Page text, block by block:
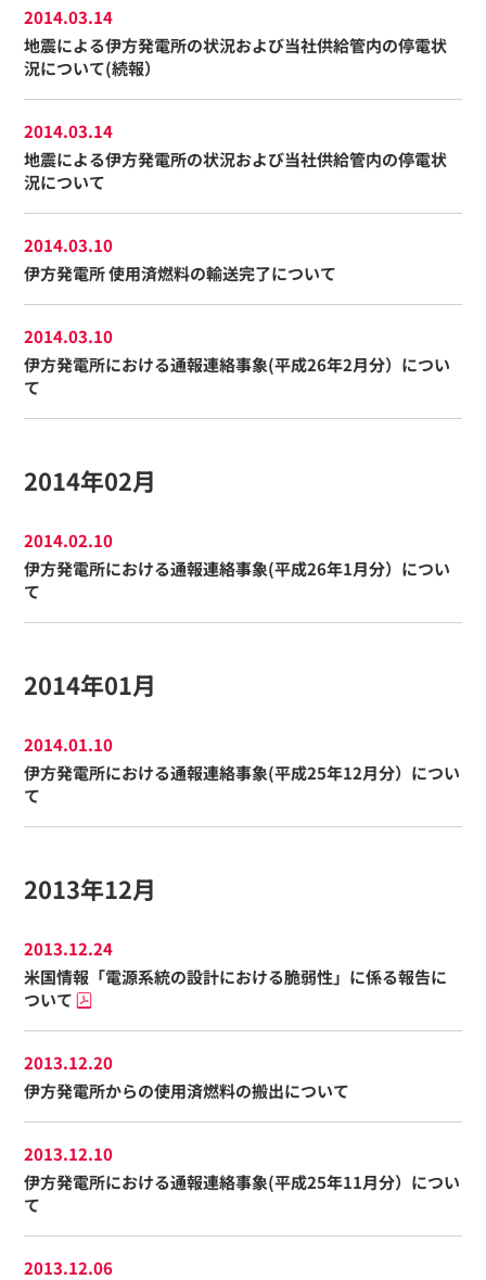
2014.03.14
地震による伊方発電所の状況および当社供給管内の停電状
況について(続報）
2014.03.14
地震による伊方発電所の状況および当社供給管内の停電状
況について
2014.03.10
伊方発電所 使用済燃料の輸送完了について
2014.03.10
伊方発電所における通報連絡事象(平成26年2月分）につい
て
2014年02月
2014.02.10
伊方発電所における通報連絡事象(平成26年1月分）につい
て
2014年01月
2014.01.10
伊方発電所における通報連絡事象(平成25年12月分）につい
て
2013年12月
2013.12.24
米国情報「電源系統の設計における脆弱性」に係る報告に
ついて
2013.12.20
伊方発電所からの使用済燃料の搬出について
2013.12.10
伊方発電所における通報連絡事象(平成25年11月分）につい
て
2013.12.06